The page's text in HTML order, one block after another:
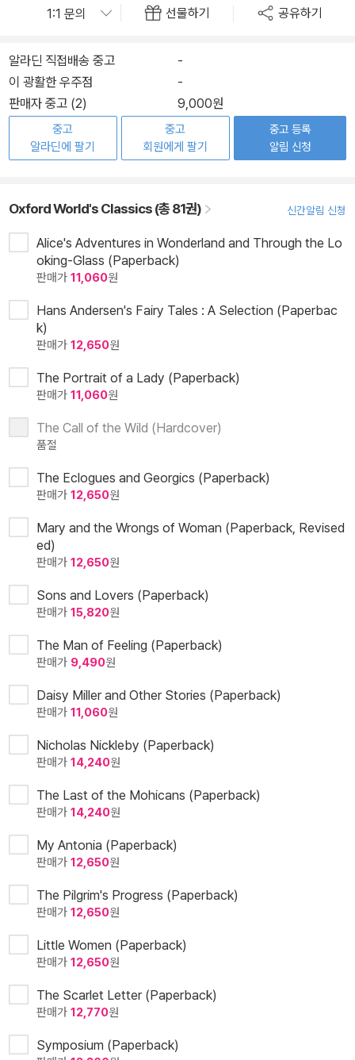
선물하기 공유하기
알라딘 직접배송 중고
-
이 광활한 우주점
-
판매자 중고 (2)
9,000원
중고
알라딘에 팔기
중고
회원에게 팔기
중고 등록
알림 신청
Oxford World's Classics (총 81권) 신간알림 신청
Alice's Adventures in Wonderland and Through the Lo
oking-Glass (Paperback)
판매가 11,060원
Hans Andersen's Fairy Tales : A Selection (Paperbac
k)
판매가 12,650원
The Portrait of a Lady (Paperback)
판매가 11,060원
The Call of the Wild (Hardcover)
품절
The Eclogues and Georgics (Paperback)
판매가 12,650원
Mary and the Wrongs of Woman (Paperback, Revised
ed)
판매가 12,650원
Sons and Lovers (Paperback)
판매가 15,820원
The Man of Feeling (Paperback)
판매가 9,490원
Daisy Miller and Other Stories (Paperback)
판매가 11,060원
Nicholas Nickleby (Paperback)
판매가 14,240원
The Last of the Mohicans (Paperback)
판매가 14,240원
My Antonia (Paperback)
판매가 12,650원
The Pilgrim's Progress (Paperback)
판매가 12,650원
Little Women (Paperback)
판매가 12,650원
The Scarlet Letter (Paperback)
판매가 12,770원
Symposium (Paperback)